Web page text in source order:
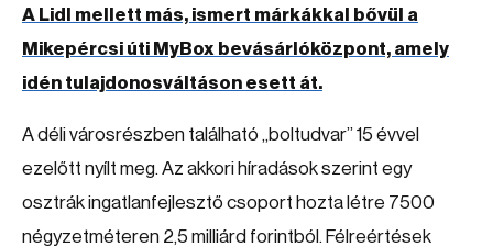
A Lidl mellett más, ismert márkákkal bővül a
Mikepércsi úti MyBox bevásárlóközpont, amely
idén tulajdonosváltáson esett át.
A déli városrészben található „boltudvar” 15 évvel
ezelőtt nyílt meg. Az akkori híradások szerint egy
osztrák ingatlanfejlesztő csoport hozta létre 7500
négyzetméteren 2,5 milliárd forintból. Félreértések